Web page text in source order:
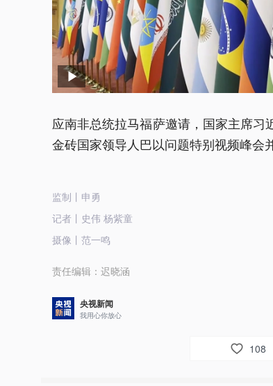
应南非总统拉马福萨邀请，国家主席
金砖国家领导人巴以问题特别视频峰会
监制丨申勇
记者丨史伟 杨紫童
摄像丨范一鸣
责任编辑： 迟晓涵
央视新闻
我用心你放心
108